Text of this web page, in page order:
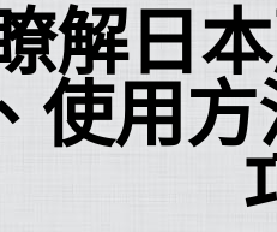
解日
使用